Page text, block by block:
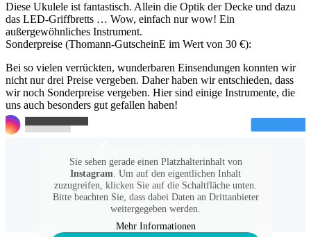
Diese Ukulele ist fantastisch. Allein die Optik der Decke und dazu
das LED-Griffbretts … Wow, einfach nur wow! Ein
außergewöhnliches Instrument.
Sonderpreise (Thomann-GutscheinE im Wert von 30 €):
Bei so vielen verrückten, wunderbaren Einsendungen konnten wir
nicht nur drei Preise vergeben. Daher haben wir entschieden, dass
wir noch Sonderpreise vergeben. Hier sind einige Instrumente, die
uns auch besonders gut gefallen haben!
Sie sehen gerade einen Platzhalterinhalt von
Instagram. Um auf den eigentlichen Inhalt
zuzugreifen, klicken Sie auf die Schaltfläche unten.
Bitte beachten Sie, dass dabei Daten an Drittanbieter
weitergegeben werden.
Mehr Informationen